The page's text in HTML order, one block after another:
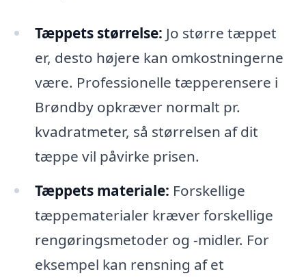
Tæppets størrelse: Jo større tæppet
er, desto højere kan omkostningerne
være. Professionelle tæpperensere i
Brøndby opkræver normalt pr.
kvadratmeter, så størrelsen af dit
tæppe vil påvirke prisen.
Tæppets materiale: Forskellige
tæppematerialer kræver forskellige
rengøringsmetoder og -midler. For
eksempel kan rensning af et